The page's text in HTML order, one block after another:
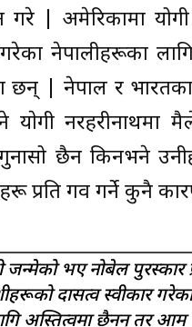
गरे | अमेरिकामा
गरेका नेपालीहरूका
| नेपाल र भारतका
याेगी
छैन किनभने
प्रति गर्व गर्ने कुनै
जन्मेको भए नोबेल पुरस्कार
दासत्व स्वीकार गरेका
अस्तित्वमा छैनन् तर आम